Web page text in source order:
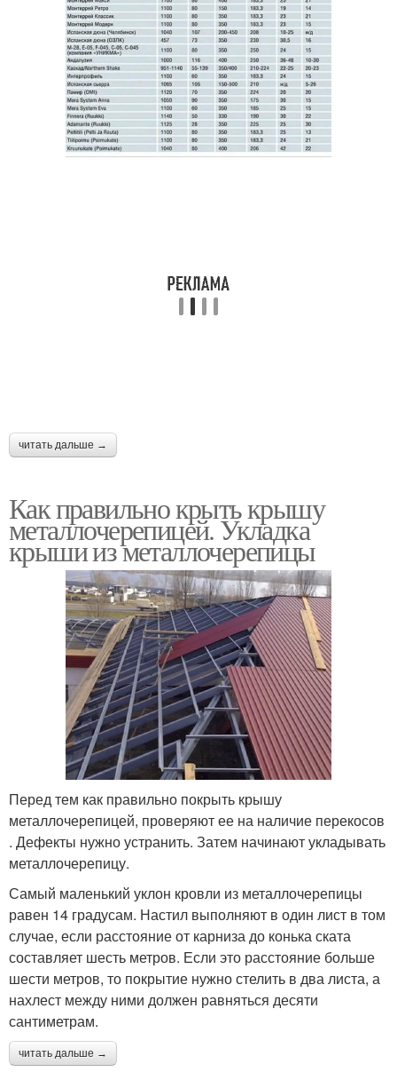
читать дальше →
Как правильно крыть крышу
металлочерепицей. Укладка
крыши из металлочерепицы
Перед тем как правильно покрыть крышу
металлочерепицей, проверяют ее на наличие перекосов
. Дефекты нужно устранить. Затем начинают укладывать
металлочерепицу.
Самый маленький уклон кровли из металлочерепицы
равен 14 градусам. Настил выполняют в один лист в том
случае, если расстояние от карниза до конька ската
составляет шесть метров. Если это расстояние больше
шести метров, то покрытие нужно стелить в два листа, а
нахлест между ними должен равняться десяти
сантиметрам.
читать дальше →